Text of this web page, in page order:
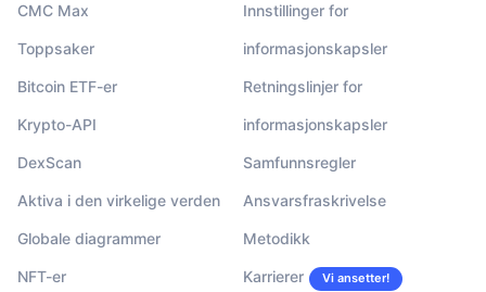
CMC Max
Toppsaker
Bitcoin ETF-er
Krypto-API
DexScan
Aktiva i den virkelige verden
Globale diagrammer
NFT-er
Innstillinger for
informasjonskapsler
Retningslinjer for
informasjonskapsler
Samfunnsregler
Ansvarsfraskrivelse
Metodikk
Karrierer Vi ansetter!